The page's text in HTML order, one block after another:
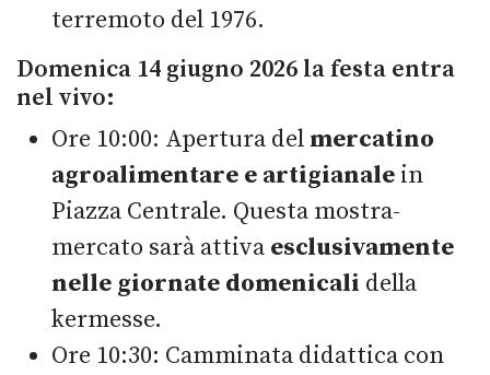
terremoto del 1976.
Domenica 14 giugno 2026 la festa entra
nel vivo:
Ore 10:00: Apertura del mercatino
agroalimentare e artigianale in
Piazza Centrale. Questa mostra-
mercato sarà attiva esclusivamente
nelle giornate domenicali della
kermesse.
Ore 10:30: Camminata didattica con